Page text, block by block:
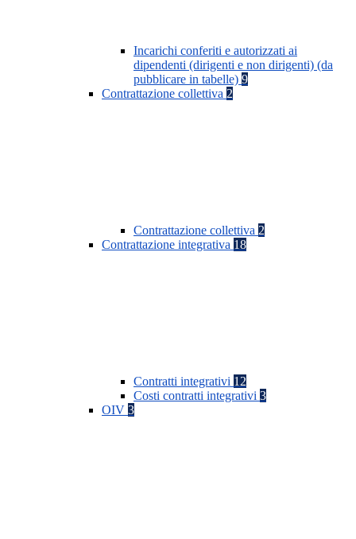
Incarichi conferiti e autorizzati ai
dipendenti (dirigenti e non dirigenti) (da
pubblicare in tabelle) 9
Contrattazione collettiva 2
Contrattazione collettiva 2
Contrattazione integrativa 18
Contratti integrativi 12
Costi contratti integrativi 3
OIV 3